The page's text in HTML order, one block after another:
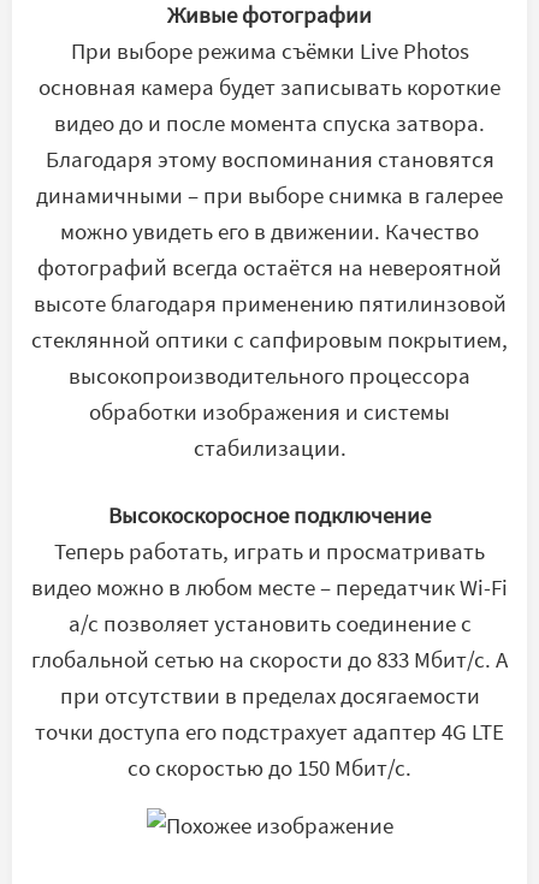
Живые фотографии
При выборе режима съёмки Live Photos
основная камера будет записывать короткие
видео до и после момента спуска затвора.
Благодаря этому воспоминания становятся
динамичными – при выборе снимка в галерее
можно увидеть его в движении. Качество
фотографий всегда остаётся на невероятной
высоте благодаря применению пятилинзовой
стеклянной оптики с сапфировым покрытием,
высокопроизводительного процессора
обработки изображения и системы
стабилизации.
Высокоскоросное подключение
Теперь работать, играть и просматривать
видео можно в любом месте – передатчик Wi-Fi
a/c позволяет установить соединение с
глобальной сетью на скорости до 833 Мбит/с. А
при отсутствии в пределах досягаемости
точки доступа его подстрахует адаптер 4G LTE
со скоростью до 150 Мбит/с.